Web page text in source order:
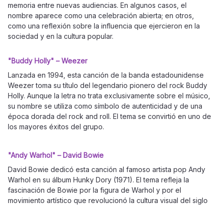
memoria entre nuevas audiencias. En algunos casos, el
nombre aparece como una celebración abierta; en otros,
como una reflexión sobre la influencia que ejercieron en la
sociedad y en la cultura popular.
"Buddy Holly" – Weezer
Lanzada en 1994, esta canción de la banda estadounidense
Weezer toma su título del legendario pionero del rock Buddy
Holly. Aunque la letra no trata exclusivamente sobre el músico,
su nombre se utiliza como símbolo de autenticidad y de una
época dorada del rock and roll. El tema se convirtió en uno de
los mayores éxitos del grupo.
"Andy Warhol" – David Bowie
David Bowie dedicó esta canción al famoso artista pop Andy
Warhol en su álbum Hunky Dory (1971). El tema refleja la
fascinación de Bowie por la figura de Warhol y por el
movimiento artístico que revolucionó la cultura visual del siglo